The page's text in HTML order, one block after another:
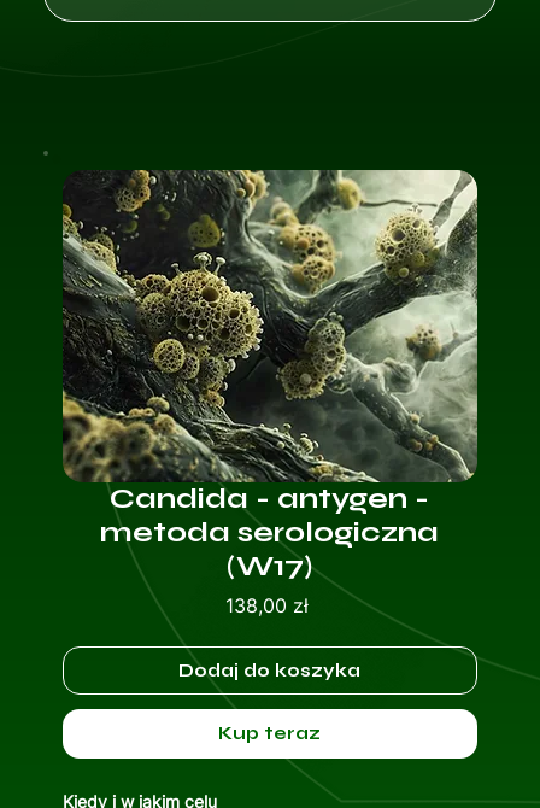
Candida - antygen -
metoda serologiczna
(W17)
138,00 złCena
Dodaj do koszyka
Kup teraz
Kiedy i w jakim celu